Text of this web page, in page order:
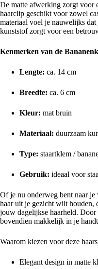
De matte afwerking zorgt voor
haarclip geschikt voor zowel
materiaal voel je nauwelijks
kunststof zorgt voor een
Kenmerken van de
Lengte: ca. 14 cm
Breedte: ca. 6 cm
Kleur: mat bruin
Materiaal: duurzaam
Type: staartklem /
Gebruik: ideaal voor
Of je nu onderweg bent naar
haar uit je gezicht wilt houden,
jouw dagelijkse haarheld.
bovendien makkelijk in je
Waarom kiezen voor deze
Elegant design in matte